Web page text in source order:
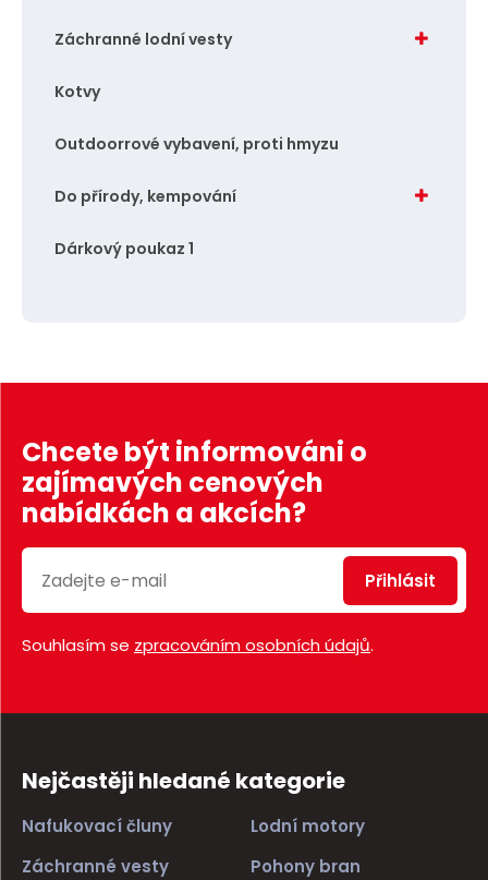
Záchranné lodní vesty
Kotvy
Outdoorrové vybavení, proti hmyzu
Do přírody, kempování
Dárkový poukaz 1
Chcete být informováni o
zajímavých cenových
nabídkách a akcích?
Přihlásit
Souhlasím se zpracováním osobních údajů.
Nejčastěji hledané kategorie
Nafukovací čluny
Lodní motory
Záchranné vesty
Pohony bran